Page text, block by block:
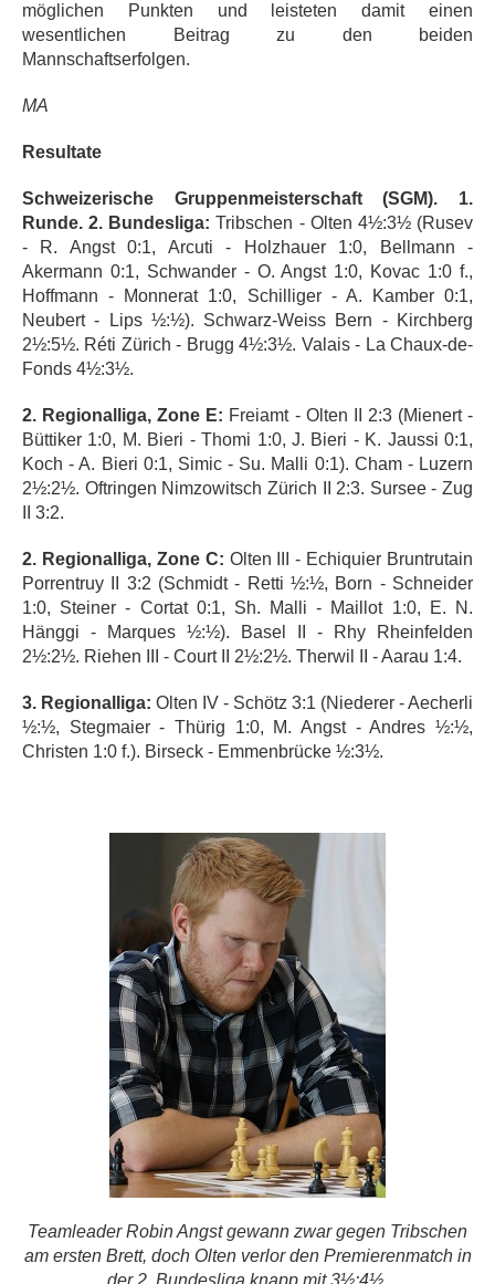
möglichen Punkten und leisteten damit einen
wesentlichen Beitrag zu den beiden
Mannschaftserfolgen.
MA
Resultate
Schweizerische Gruppenmeisterschaft (SGM). 1.
Runde. 2. Bundesliga:Tribschen - Olten 4½:3½ (Rusev
- R. Angst 0:1, Arcuti - Holzhauer 1:0, Bellmann -
Akermann 0:1, Schwander - O. Angst 1:0, Kovac 1:0 f.,
Hoffmann - Monnerat 1:0, Schilliger - A. Kamber 0:1,
Neubert - Lips ½:½). Schwarz-Weiss Bern - Kirchberg
2½:5½. Réti Zürich - Brugg 4½:3½. Valais - La Chaux-de-
Fonds 4½:3½.
2. Regionalliga, Zone E: Freiamt - Olten II 2:3 (Mienert -
Büttiker 1:0, M. Bieri - Thomi 1:0, J. Bieri - K. Jaussi 0:1,
Koch - A. Bieri 0:1, Simic - Su. Malli 0:1). Cham - Luzern
2½:2½. Oftringen Nimzowitsch Zürich II 2:3. Sursee - Zug
II 3:2.
2. Regionalliga, Zone C: Olten III - Echiquier Bruntrutain
Porrentruy II 3:2 (Schmidt - Retti ½:½, Born - Schneider
1:0, Steiner - Cortat 0:1, Sh. Malli - Maillot 1:0, E. N.
Hänggi - Marques ½:½). Basel II - Rhy Rheinfelden
2½:2½. Riehen III - Court II 2½:2½. Therwil II - Aarau 1:4.
3. Regionalliga: Olten IV - Schötz 3:1 (Niederer - Aecherli
½:½, Stegmaier - Thürig 1:0, M. Angst - Andres ½:½,
Christen 1:0 f.). Birseck - Emmenbrücke ½:3½.
Teamleader Robin Angst gewann zwar gegen Tribschen
am ersten Brett, doch Olten verlor den Premierenmatch in
der 2. Bundesliga knapp mit 3½:4½.